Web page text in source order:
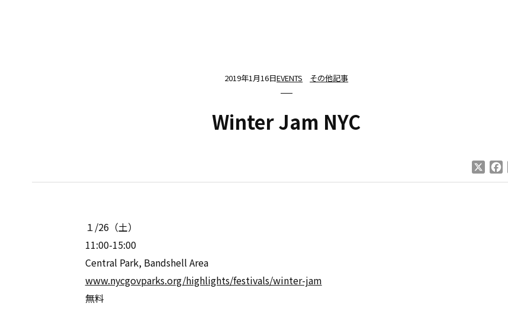
2019年1月16日EVENTS その他記事
Winter Jam NYC
１/26（土）
11:00-15:00
Central Park, Bandshell Area
www.nycgovparks.org/highlights/festivals/winter-jam
無料